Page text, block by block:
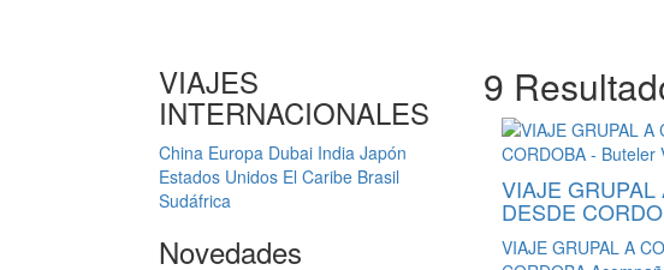
VIAJES
INTERNACIONALES
China Europa Dubai India Japón
Estados Unidos El Caribe Brasil
Sudáfrica
Novedades
9
VIAJE
DESDE
VIAJE GRUPAL A